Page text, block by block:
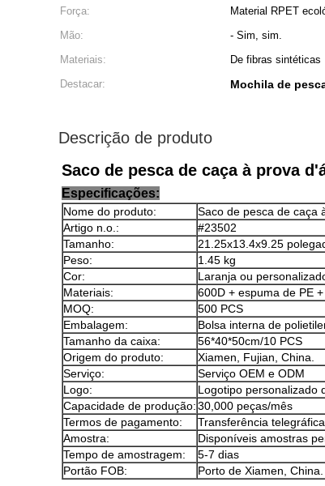
Força:
Material RPET
Mão:
- Sim, sim.
Materiais:
De fibras sintéticas
Destacar:
Mochila de
Descrição de produto
Saco de pesca de caça à prova
Especificações:
Nome do produto:
Saco de pesca de caça
Artigo n.o.:
#23502
Tamanho:
21.25x13.4x9.25
Peso:
1.45 kg
Cor:
Laranja ou
Materiais:
600D + espuma de PE
MOQ:
500 PCS
Embalagem:
Bolsa interna de
Tamanho da caixa:
56*40*50cm/10 PCS
Origem do produto:
Xiamen, Fujian, China.
Serviço:
Serviço OEM e ODM
Logo:
Logotipo personalizado
Capacidade de produção:30,000 peças/mês
Termos de pagamento:
Transferência
Amostra:
Disponíveis amostras
Tempo de amostragem:
5-7 dias
Portão FOB:
Porto de Xiamen, China.